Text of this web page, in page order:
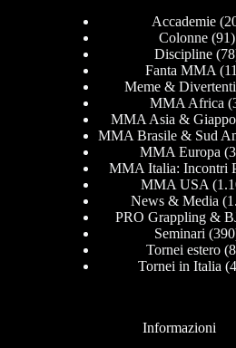
Accademie
Colonne (91)
Discipline
Fanta MMA
Meme & Divertenti
MMA Africa
MMA Asia &
MMA Brasile & Sud
MMA Europa
MMA Italia: Incontri
MMA USA
News & Media
PRO Grappling &
Seminari
Tornei estero
Tornei in Italia
Informazioni